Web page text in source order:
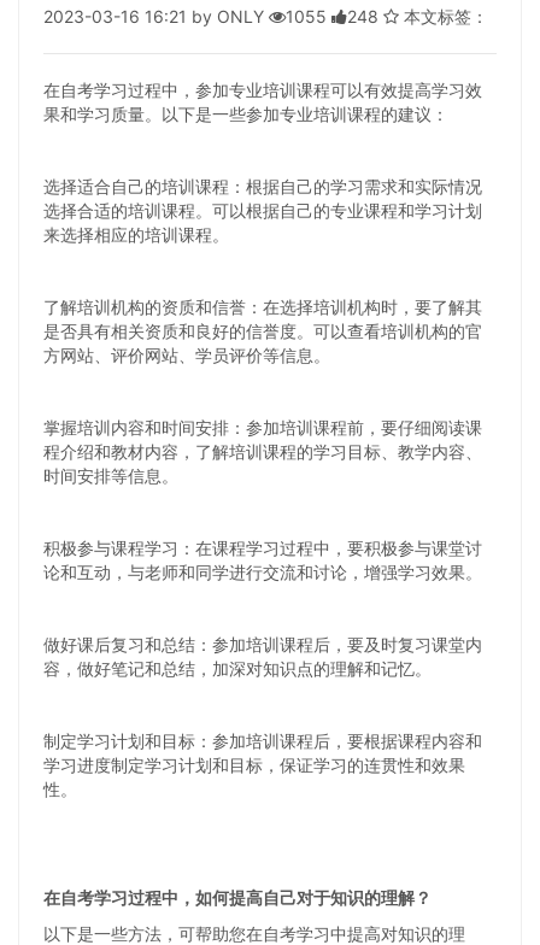
2023-03-16 16:21 by ONLY 1055 248 本文标签：
在自考学习过程中，参加专业培训课程可以有效提高学习效
果和学习质量。以下是一些参加专业培训课程的建议：
选择适合自己的培训课程：根据自己的学习需求和实际情况
选择合适的培训课程。可以根据自己的专业课程和学习计划
来选择相应的培训课程。
了解培训机构的资质和信誉：在选择培训机构时，要了解其
是否具有相关资质和良好的信誉度。可以查看培训机构的官
方网站、评价网站、学员评价等信息。
掌握培训内容和时间安排：参加培训课程前，要仔细阅读课
程介绍和教材内容，了解培训课程的学习目标、教学内容、
时间安排等信息。
积极参与课程学习：在课程学习过程中，要积极参与课堂讨
论和互动，与老师和同学进行交流和讨论，增强学习效果。
做好课后复习和总结：参加培训课程后，要及时复习课堂内
容，做好笔记和总结，加深对知识点的理解和记忆。
制定学习计划和目标：参加培训课程后，要根据课程内容和
学习进度制定学习计划和目标，保证学习的连贯性和效果
性。
在自考学习过程中，如何提高自己对于知识的理解？
以下是一些方法，可帮助您在自考学习中提高对知识的理